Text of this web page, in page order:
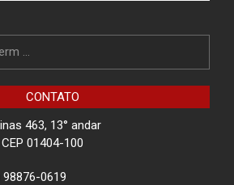
de Conscientização sobre
para idosos impacta a
Rua
CONTATO
463, 13° andar
01404-100
0619